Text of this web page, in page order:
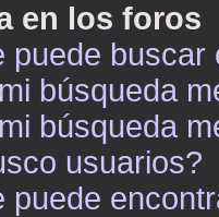
en los foros
puede
búsqueda
búsqueda
usuarios?
puede